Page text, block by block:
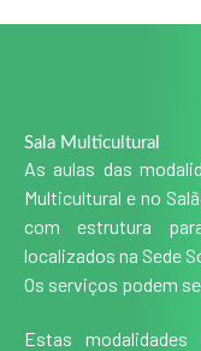
Sala Multicultural
As aulas das
Multicultural e no
com estrutura
localizados na Sede
Os serviços podem
Estas